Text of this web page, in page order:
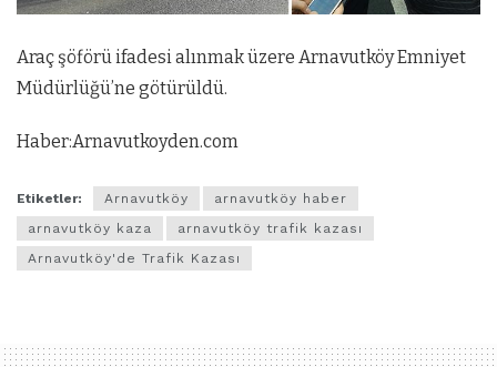
Araç şöförü ifadesi alınmak üzere Arnavutköy Emniyet
Müdürlüğü’ne götürüldü.
Haber:Arnavutkoyden.com
Etiketler: Arnavutköy
arnavutköy haber
arnavutköy kaza
arnavutköy trafik kazası
Arnavutköy'de Trafik Kazası